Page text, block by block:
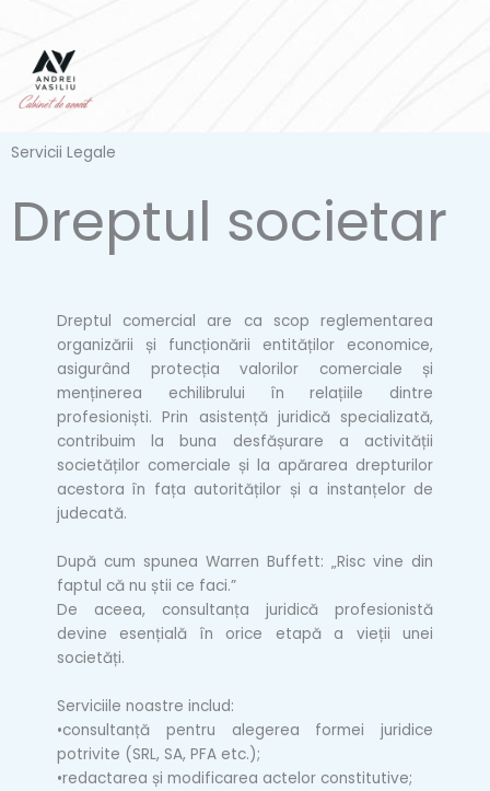
content
Servicii Legale
Dreptul societar
Dreptul comercial are ca scop reglementarea
organizării și funcționării entităților economice,
asigurând protecția valorilor comerciale și
menținerea echilibrului în relațiile dintre
profesioniști. Prin asistență juridică specializată,
contribuim la buna desfășurare a activității
societăților comerciale și la apărarea drepturilor
acestora în fața autorităților și a instanțelor de
judecată.
După cum spunea Warren Buffett: „Risc vine din
faptul că nu știi ce faci.”
De aceea, consultanța juridică profesionistă
devine esențială în orice etapă a vieții unei
societăți.
Serviciile noastre includ:
•consultanță pentru alegerea formei juridice
potrivite (SRL, SA, PFA etc.);
•redactarea și modificarea actelor constitutive;